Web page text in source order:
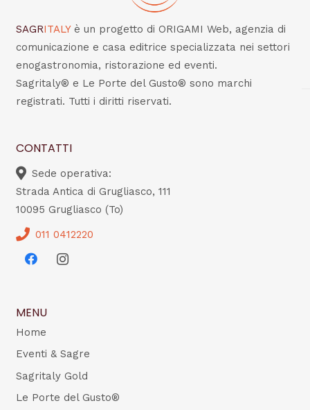
SAGRITALY è un progetto di ORIGAMI Web, agenzia di
comunicazione e casa editrice specializzata nei settori
enogastronomia, ristorazione ed eventi.
Sagritaly® e Le Porte del Gusto® sono marchi
registrati. Tutti i diritti riservati.
CONTATTI
Sede operativa:
Strada Antica di Grugliasco, 111
10095 Grugliasco (To)
011 0412220
MENU
Home
Eventi & Sagre
Sagritaly Gold
Le Porte del Gusto®